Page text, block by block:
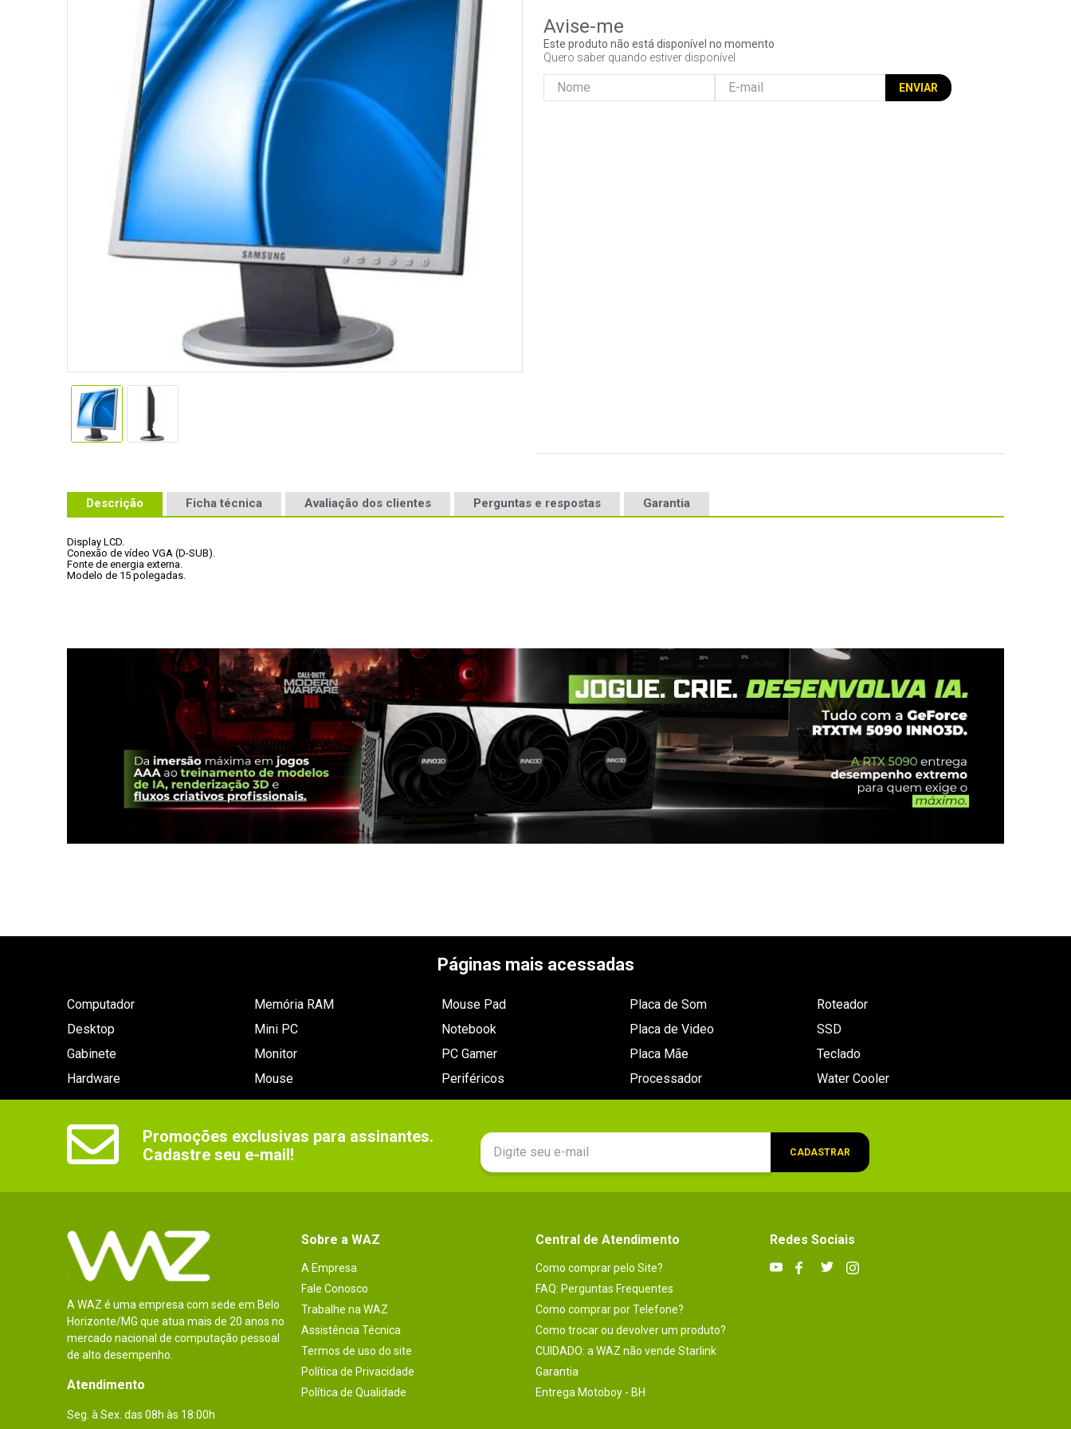
Este produto não está disponível no momento
Quero saber quando estiver disponível
ENVIAR
Descrição Ficha técnica Avaliação dos clientes Perguntas e respostas Garantia
Display LCD.
Conexão de vídeo VGA (D-SUB).
Fonte de energia externa.
Modelo de 15 polegadas.
Páginas mais acessadas
Computador
Desktop
Gabinete
Hardware
Memória RAM
Mini PC
Monitor
Mouse
Mouse Pad
Notebook
PC Gamer
Periféricos
Placa de Som
Placa de Video
Placa Mãe
Processador
Roteador
SSD
Teclado
Water Cooler
Promoções exclusivas para assinantes.
Cadastre seu e-mail!
CADASTRAR
A WAZ é uma empresa com sede em Belo
Horizonte/MG que atua mais de 20 anos no
mercado nacional de computação pessoal
de alto desempenho.
Atendimento
Seg. à Sex. das 08h às 18:00h
Sobre a WAZ
A Empresa
Fale Conosco
Trabalhe na WAZ
Assistência Técnica
Termos de uso do site
Política de Privacidade
Política de Qualidade
Central de Atendimento
Como comprar pelo Site?
FAQ: Perguntas Frequentes
Como comprar por Telefone?
Como trocar ou devolver um produto?
CUIDADO: a WAZ não vende Starlink
Garantia
Entrega Motoboy - BH
Redes Sociais
º ventoinha